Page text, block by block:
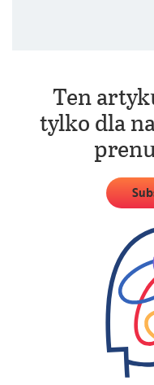
Ten
tylko dla